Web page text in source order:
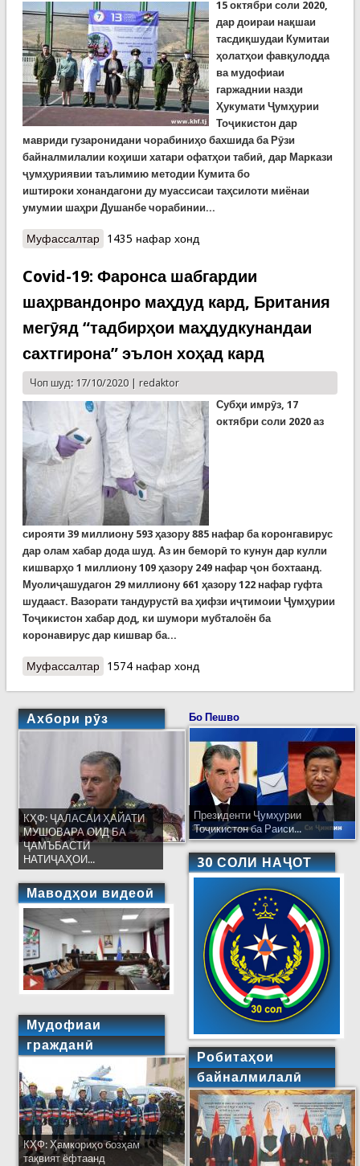
15 октябри соли 2020,
дар доираи нақшаи
тасдиқшудаи Кумитаи
ҳолатҳои фавқулодда
ва мудофиаи
гаржаднии назди
Ҳукумати Ҷумҳурии
Тоҷикистон дар
мавриди гузаронидани чорабиниҳо бахшида ба Рӯзи
байналмилалии коҳиши хатари офатҳои табиӣ, дар Маркази
ҷумҳуриявии таълимию методии Кумита бо
иштироки хонандагони ду муассисаи таҳсилоти миёнаи
умумии шаҳри Душанбе чорабинии...
Муфассалтаро Мусобиқаи варзишии "Худро наҷот деҳ ва
1435 нафар хонд
Covid-19: Фаронса шабгардии
шаҳрвандонро маҳдуд кард, Британия
мегӯяд “тадбирҳои маҳдудкунандаи
сахтгирона” эълон хоҳад кард
Чоп шуд: 17/10/2020 | redaktor
Субҳи имрӯз, 17
октябри соли 2020 аз
сирояти 39 миллиону 593 ҳазору 885 нафар ба коронгавирус
дар олам хабар дода шуд. Аз ин беморӣ то кунун дар кулли
кишварҳо 1 миллиону 109 ҳазору 249 нафар ҷон бохтаанд.
Муолиҷашудагон 29 миллиону 661 ҳазору 122 нафар гуфта
шудааст. Вазорати тандурустӣ ва ҳифзи иҷтимоии Ҷумҳурии
Тоҷикистон хабар дод, ки шумори мубталоён ба
коронавирус дар кишвар ба...
Муфассалтаро Covid-19: Фаронса шабгардии шаҳрвандонро
1574 нафар хонд
Ахбори рӯз
КҲФ: ҶАЛАСАИ ҲАЙАТИ
МУШОВАРА ОИД БА
ҶАМЪБАСТИ
НАТИҶАҲОИ...
Маводҳои видеоӣ
Мудофиаи
гражданӣ
КҲФ: Ҳамкориҳо бозҳам
тақвият ёфтаанд
Бо Пешво
Президенти Ҷумҳурии
Тоҷикистон ба Раиси...
30 СОЛИ НАҶОТ
Робитаҳои
байналмилалӣ